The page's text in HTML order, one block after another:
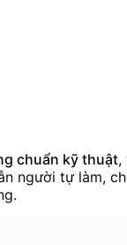
chuẩn kỹ thuật,
người tự làm,